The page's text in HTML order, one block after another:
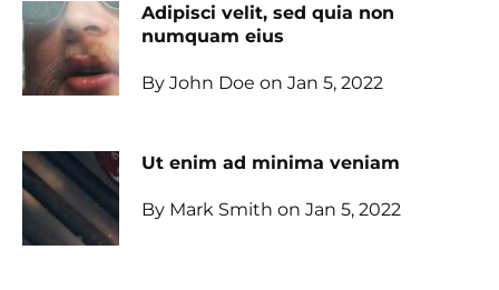
Adipisci velit, sed quia non
numquam eius
By John Doe on Jan 5, 2022
Ut enim ad minima veniam
By Mark Smith on Jan 5, 2022